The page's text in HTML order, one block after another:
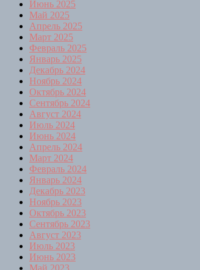
Июнь 2025
Май 2025
Апрель 2025
Март 2025
Февраль 2025
Январь 2025
Декабрь 2024
Ноябрь 2024
Октябрь 2024
Сентябрь 2024
Август 2024
Июль 2024
Июнь 2024
Апрель 2024
Март 2024
Февраль 2024
Январь 2024
Декабрь 2023
Ноябрь 2023
Октябрь 2023
Сентябрь 2023
Август 2023
Июль 2023
Июнь 2023